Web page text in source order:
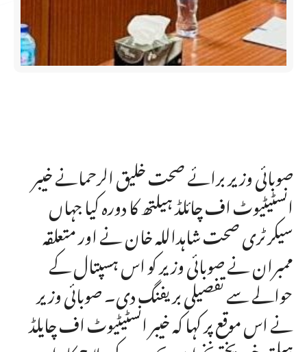
صوبائی وزیر برائے صحت خلیق الرحمانے خیبر
انسٹیٹیوٹ اف چائلڈ ہیلتھ کا دورہ کیا جہاں
سیکرٹری صحت شاہداللہ خان نے اور متعلقہ
ممبران نے صوبائی وزیر کو اس ہسپتال کے
حوالے سے تفصیلی بریفنگ دی۔ صوبائی وزیر
نے اس موقع پر کہا کہ خیبر انسٹیٹیوٹ اف چایلڈ